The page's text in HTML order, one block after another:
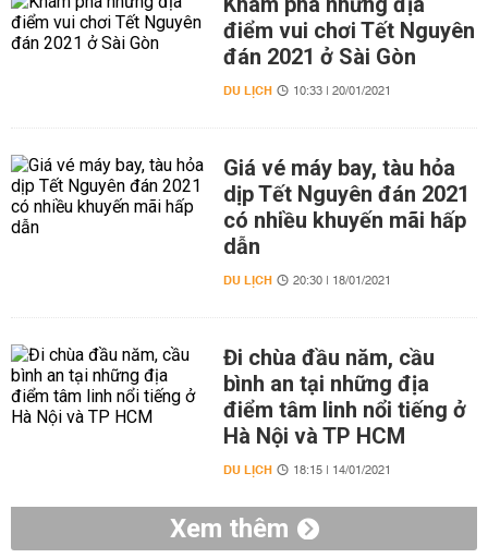
điểm vui chơi Tết Nguyên
đán 2021 ở Sài Gòn
DU LỊCH 10:33 | 20/01/2021
Giá vé máy bay, tàu hỏa
dịp Tết Nguyên đán 2021
có nhiều khuyến mãi hấp
dẫn
DU LỊCH 20:30 | 18/01/2021
Đi chùa đầu năm, cầu
bình an tại những địa
điểm tâm linh nổi tiếng ở
Hà Nội và TP HCM
DU LỊCH 18:15 | 14/01/2021
Xem thêm